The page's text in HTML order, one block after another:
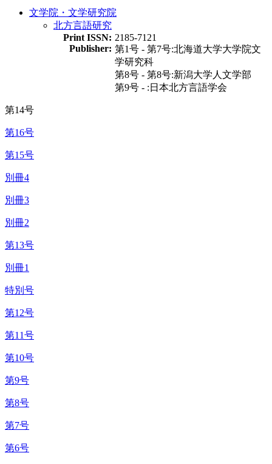
文学院・文学研究院
北方言語研究
Print ISSN: 2185-7121
Publisher: 第1号 - 第7号:北海道大学大学院文
学研究科
第8号 - 第8号:新潟大学人文学部
第9号 - :日本北方言語学会
第14号
第16号
第15号
別冊4
別冊3
別冊2
第13号
別冊1
特別号
第12号
第11号
第10号
第9号
第8号
第7号
第6号